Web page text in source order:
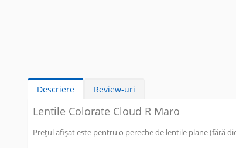
Descriere Review-uri
Lentile Colorate Cloud R Maro
Prețul afișat este pentru o pereche de lentile plane (fără